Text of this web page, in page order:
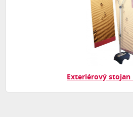
Exteriérový stojan